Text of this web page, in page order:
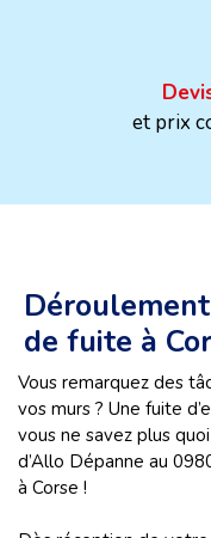
et prix
de fuite à
Vous remarquez des
vos murs ? Une fuite
vous ne savez plus
d’Allo Dépanne au
à Corse !